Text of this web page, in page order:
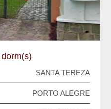
SANTA TEREZA
PORTO ALEGRE